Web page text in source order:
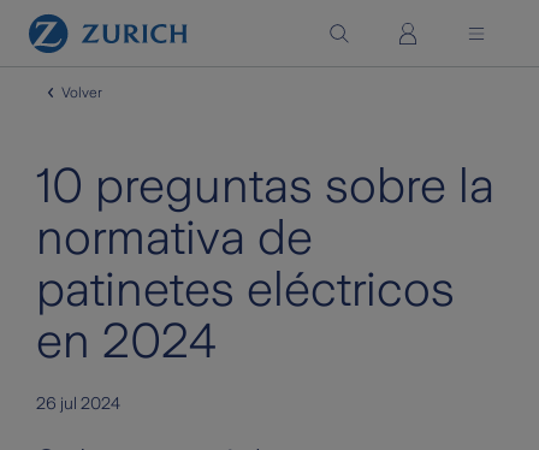
Saltar al contenido principal
Volver
10 preguntas sobre la
normativa de
patinetes eléctricos
en 2024
26 jul 2024